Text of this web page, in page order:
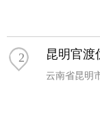
2 昆明官渡
云南省昆明